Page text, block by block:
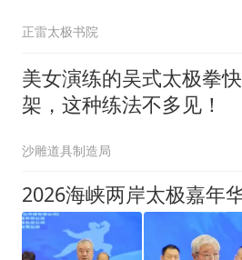
正雷太极书院
美女演练的吴式太极拳快
架，这种练法不多见！
沙雕道具制造局